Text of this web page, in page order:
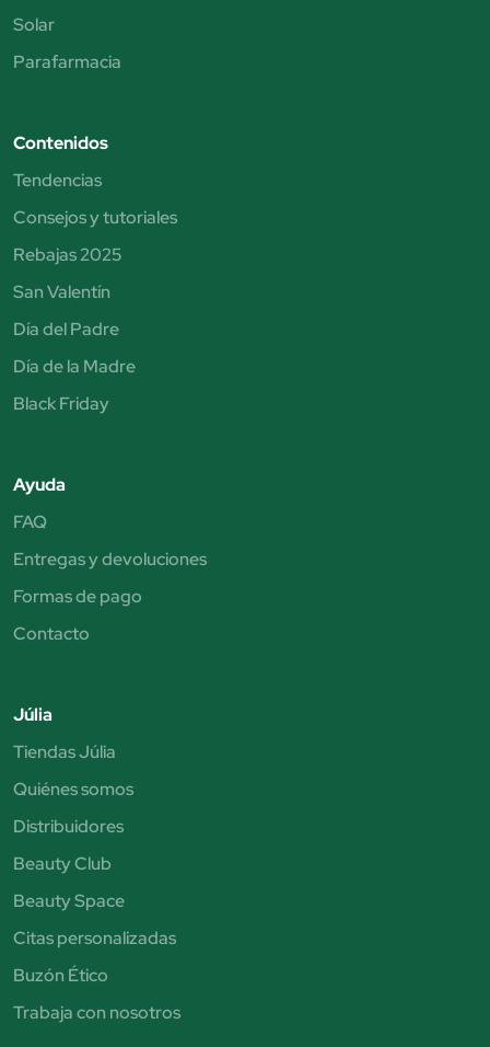
Solar
Parafarmacia
Contenidos
Tendencias
Consejos y tutoriales
Rebajas 2025
San Valentín
Día del Padre
Día de la Madre
Black Friday
Ayuda
FAQ
Entregas y devoluciones
Formas de pago
Contacto
Júlia
Tiendas Júlia
Quiénes somos
Distribuidores
Beauty Club
Beauty Space
Citas personalizadas
Buzón Ético
Trabaja con nosotros